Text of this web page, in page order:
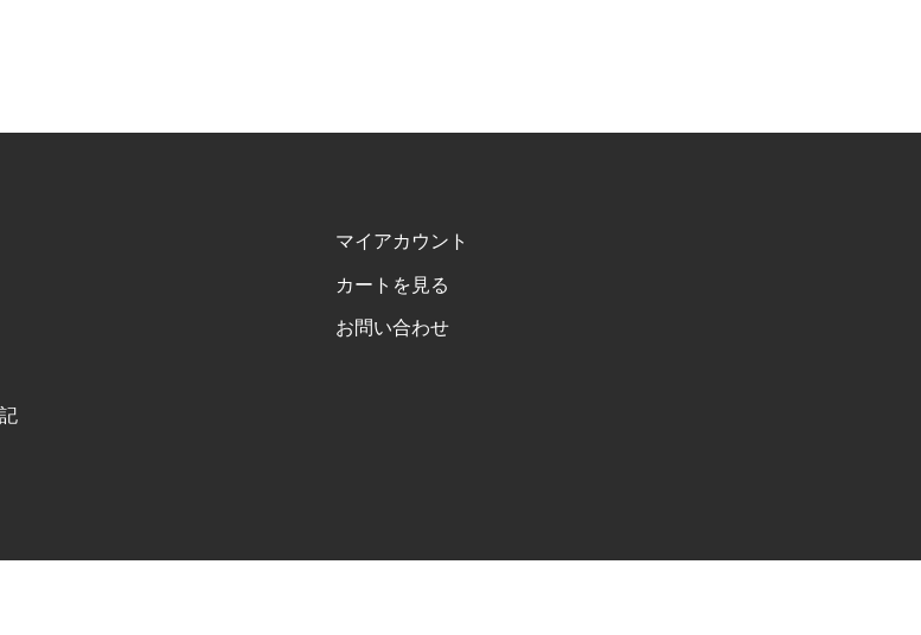
マイアカウント
カートを見る
お問い合わせ